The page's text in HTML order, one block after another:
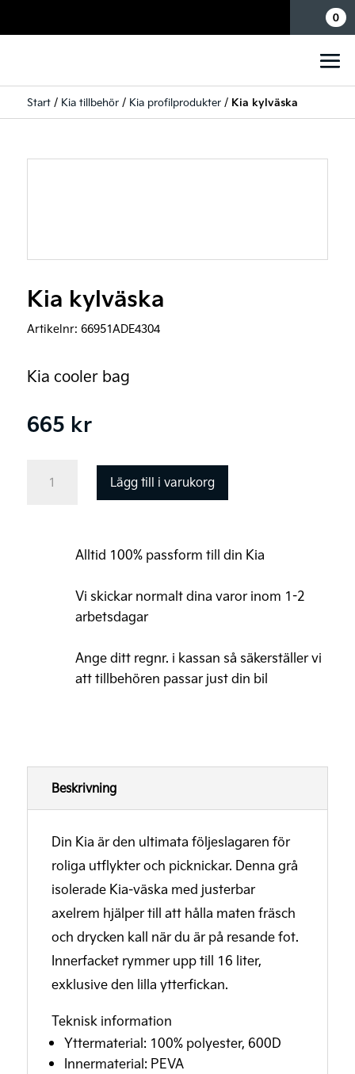
0
Start/ Kia tillbehör/ Kia profilprodukter/ Kia kylväska
Kia kylväska
Artikelnr: 66951ADE4304
Kia cooler bag
665 kr
Lägg till i varukorg
Alltid 100% passform till din Kia
Vi skickar normalt dina varor inom 1-2
arbetsdagar
Ange ditt regnr. i kassan så säkerställer vi
att tillbehören passar just din bil
Beskrivning
Din Kia är den ultimata följeslagaren för
roliga utflykter och picknickar. Denna grå
isolerade Kia-väska med justerbar
axelrem hjälper till att hålla maten fräsch
och drycken kall när du är på resande fot.
Innerfacket rymmer upp till 16 liter,
exklusive den lilla ytterfickan.
Teknisk information
Yttermaterial: 100% polyester, 600D
Innermaterial: PEVA